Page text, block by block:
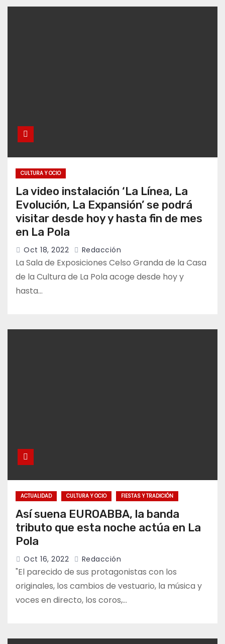
CULTURA Y OCIO
La video instalación ‘La Línea, La
Evolución, La Expansión’ se podrá
visitar desde hoy y hasta fin de mes
en La Pola
Oct 18, 2022 Redacción
La Sala de Exposiciones Celso Granda de la Casa
de la Cultura de La Pola acoge desde hoy y
hasta…
ACTUALIDAD CULTURA Y OCIO FIESTAS Y TRADICIÓN
Así suena EUROABBA, la banda
tributo que esta noche actúa en La
Pola
Oct 16, 2022 Redacción
"El parecido de sus protagonistas con los
originales, los cambios de vestuario, la música y
voces en directo, los coros,…